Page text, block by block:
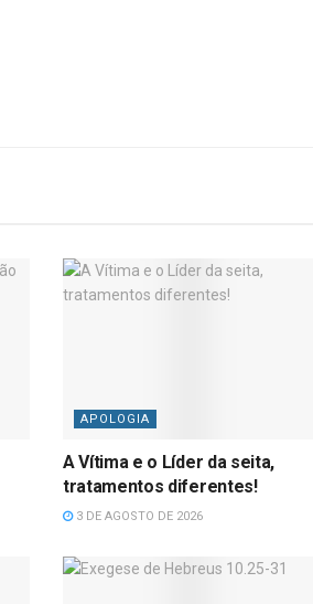
APOLOGIA
A Vítima e o Líder da seita,
tratamentos diferentes!
3 DE AGOSTO DE 2026